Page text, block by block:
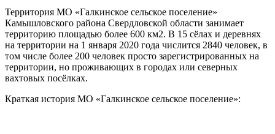
Территория МО «Галкинское сельское поселение»
Камышловского района Свердловской области занимает
территорию площадью более 600 км2. В 15 сёлах и деревнях
на территории на 1 января 2020 года числится 2840 человек, в
том числе более 200 человек просто зарегистрированных на
территории, но проживающих в городах или северных
вахтовых посёлках.
Краткая история МО «Галкинское сельское поселение»: